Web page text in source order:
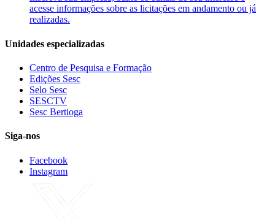
acesse informações sobre as licitações em andamento ou já
realizadas.
Unidades especializadas
Centro de Pesquisa e Formação
Edições Sesc
Selo Sesc
SESCTV
Sesc Bertioga
Siga-nos
Facebook
Instagram